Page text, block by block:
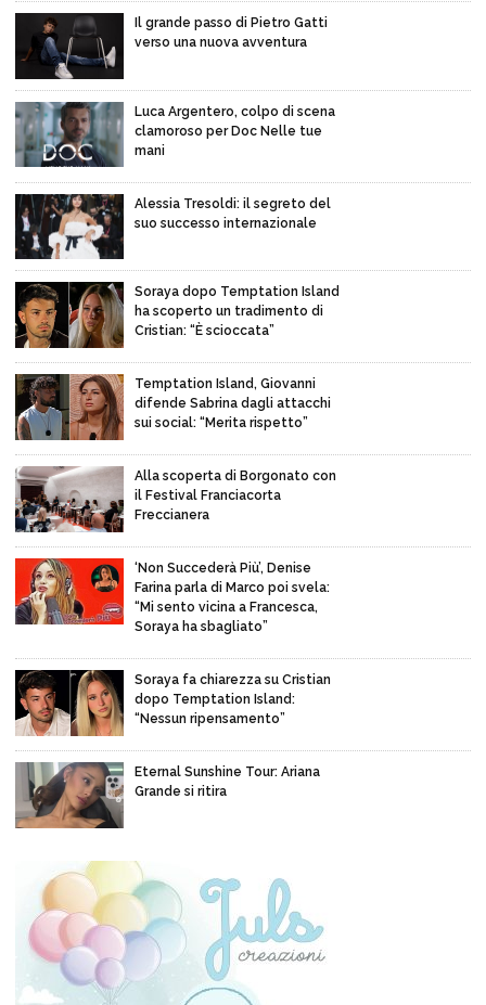
Il grande passo di Pietro Gatti
verso una nuova avventura
Luca Argentero, colpo di scena
clamoroso per Doc Nelle tue
mani
Alessia Tresoldi: il segreto del
suo successo internazionale
Soraya dopo Temptation Island
ha scoperto un tradimento di
Cristian: “È scioccata”
Temptation Island, Giovanni
difende Sabrina dagli attacchi
sui social: “Merita rispetto”
Alla scoperta di Borgonato con
il Festival Franciacorta
Freccianera
‘Non Succederà Più’, Denise
Farina parla di Marco poi svela:
“Mi sento vicina a Francesca,
Soraya ha sbagliato”
Soraya fa chiarezza su Cristian
dopo Temptation Island:
“Nessun ripensamento”
Eternal Sunshine Tour: Ariana
Grande si ritira